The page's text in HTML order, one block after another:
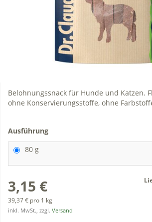
Belohnungssnack für Hunde und Katzen.
ohne Konservierungsstoffe, ohne
Ausführung
80 g
3,15 €
39,37 € pro 1 kg
inkl. MwSt., zzgl. Versand